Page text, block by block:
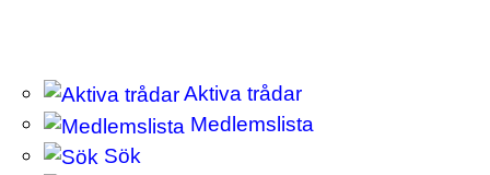
Aktiva trådar
Medlemslista
Sök